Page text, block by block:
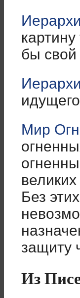
бы
Мир
Без
защиту
Из